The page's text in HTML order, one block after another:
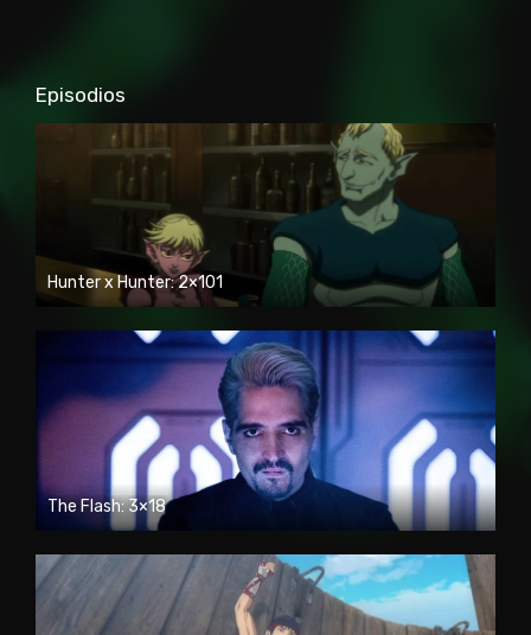
Episodios
Hunter x Hunter: 2×101
The Flash: 3×18